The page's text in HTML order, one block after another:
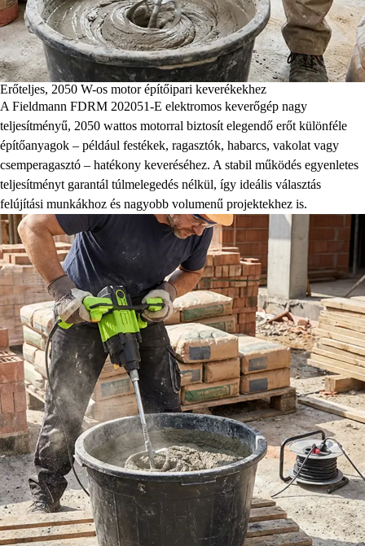
Erőteljes, 2050 W-os motor építőipari keverékekhez
A Fieldmann FDRM 202051-E elektromos keverőgép nagy
teljesítményű, 2050 wattos motorral biztosít elegendő erőt különféle
építőanyagok – például festékek, ragasztók, habarcs, vakolat vagy
csemperagasztó – hatékony keveréséhez. A stabil működés egyenletes
teljesítményt garantál túlmelegedés nélkül, így ideális választás
felújítási munkákhoz és nagyobb volumenű projektekhez is.